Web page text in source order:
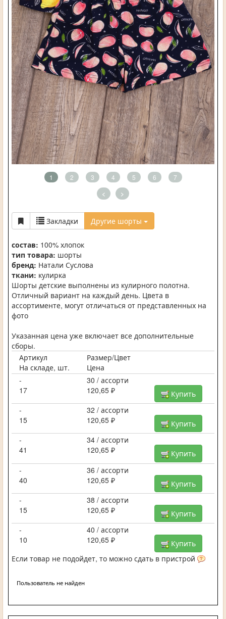
1 2 3 4 5 6 7
< >
Закладки Другие шорты
состав: 100% хлопок
тип товара: шорты
бренд: Натали Суслова
ткани: кулирка
Шорты детские выполнены из кулирного полотна.
Отличный вариант на каждый день. Цвета в
ассортименте, могут отличаться от представленных на
фото
Указанная цена уже включает все дополнительные
сборы.
Артикул
Размер/Цвет
На складе, шт.
Цена
-
30 / ассорти
17
120,65 ₽
Купить
-
32 / ассорти
15
120,65 ₽
Купить
-
34 / ассорти
41
120,65 ₽
Купить
-
36 / ассорти
40
120,65 ₽
Купить
-
38 / ассорти
15
120,65 ₽
Купить
-
40 / ассорти
10
120,65 ₽
Купить
Если товар не подойдет, то можно сдать в пристрой
Пользователь не найден